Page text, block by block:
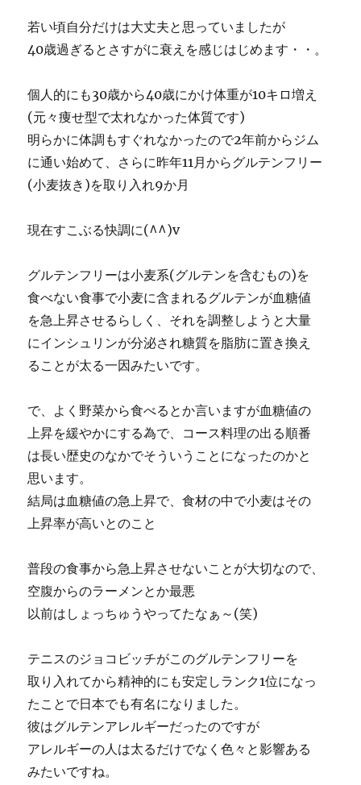
若い頃自分だけは大丈夫と思っていましたが
40歳過ぎるとさすがに衰えを感じはじめます・・。
個人的にも30歳から40歳にかけ体重が10キロ増え
(元々痩せ型で太れなかった体質です)
明らかに体調もすぐれなかったので2年前からジム
に通い始めて、さらに昨年11月からグルテンフリー
(小麦抜き)を取り入れ9か月
現在すこぶる快調に(^^)v
グルテンフリーは小麦系(グルテンを含むもの)を
食べない食事で小麦に含まれるグルテンが血糖値
を急上昇させるらしく、それを調整しようと大量
にインシュリンが分泌され糖質を脂肪に置き換え
ることが太る一因みたいです。
で、よく野菜から食べるとか言いますが血糖値の
上昇を緩やかにする為で、コース料理の出る順番
は長い歴史のなかでそういうことになったのかと
思います。
結局は血糖値の急上昇で、食材の中で小麦はその
上昇率が高いとのこと
普段の食事から急上昇させないことが大切なので、
空腹からのラーメンとか最悪
以前はしょっちゅうやってたなぁ～(笑)
テニスのジョコビッチがこのグルテンフリーを
取り入れてから精神的にも安定しランク1位になっ
たことで日本でも有名になりました。
彼はグルテンアレルギーだったのですが
アレルギーの人は太るだけでなく色々と影響ある
みたいですね。